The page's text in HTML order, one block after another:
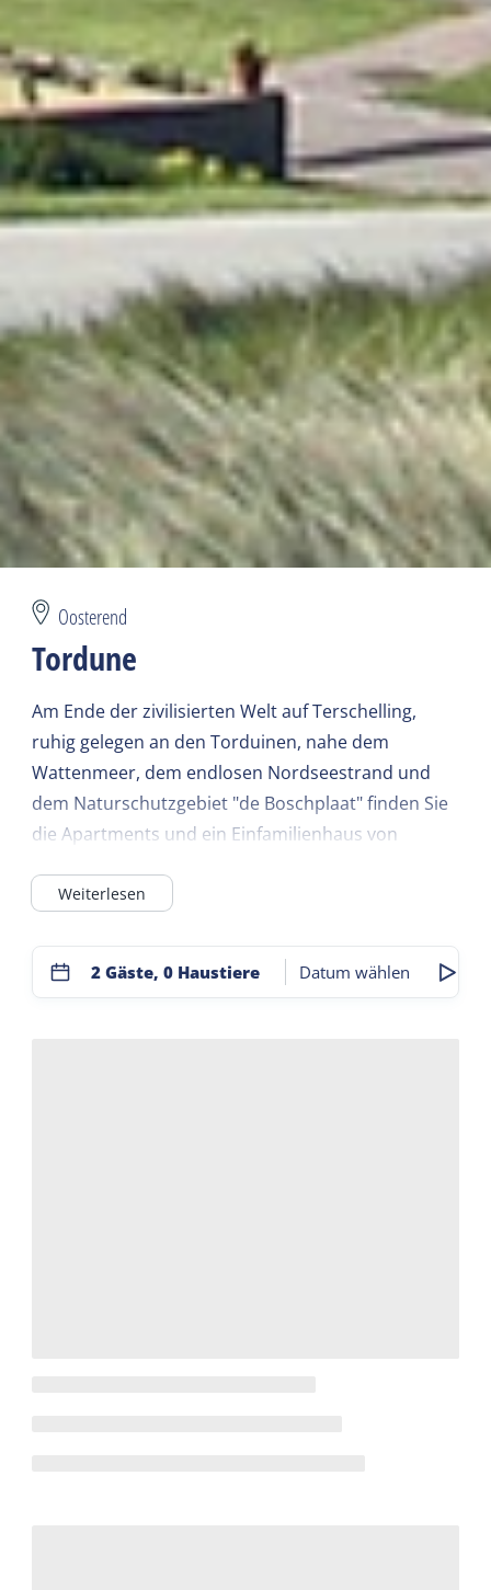
Oosterend
Tordune
Am Ende der zivilisierten Welt auf Terschelling,
ruhig gelegen an den Torduinen, nahe dem
Wattenmeer, dem endlosen Nordseestrand und
dem Naturschutzgebiet "de Boschplaat" finden Sie
die Apartments und ein Einfamilienhaus von
Weiterlesen
2 Gäste, 0 Haustiere Datum wählen